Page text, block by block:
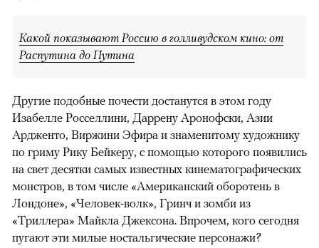
Какой показывают Россию в голливудском кино: от
Распутина до Путина
Другие подобные почести достанутся в этом году
Изабелле Росселлини, Даррену Аронофски, Азии
Ардженто, Виржини Эфира и знаменитому художнику
по гриму Рику Бейкеру, с помощью которого появились
на свет десятки самых известных кинематографических
монстров, в том числе «Американский оборотень в
Лондоне», «Человек-волк», Гринч и зомби из
«Триллера» Майкла Джексона. Впрочем, кого сегодня
пугают эти милые ностальгические персонажи?